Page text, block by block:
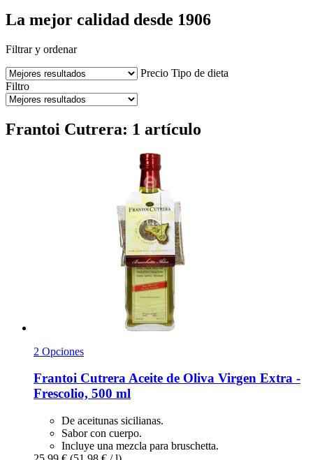
La mejor calidad desde 1906
Filtrar y ordenar
Precio Tipo de dieta
Filtro
Frantoi Cutrera: 1 artículo
2 Opciones
Frantoi CutreraAceite de Oliva Virgen Extra -​
Frescolio, 500 ml
De aceitunas sicilianas.
Sabor con cuerpo.
Incluye una mezcla para bruschetta.